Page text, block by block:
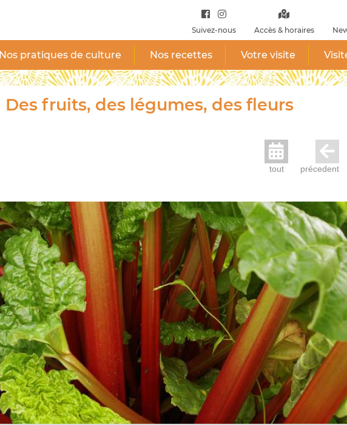
Suivez-nous Accès & horaires
Nos pratiques de culture Nos recettes Votre visite
Des fruits, des légumes, des fleurs
tout précedent